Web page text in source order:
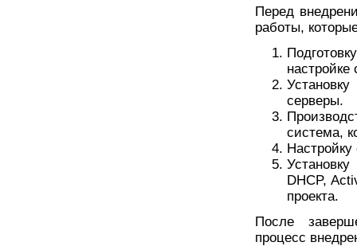
Перед
работы,
серверы.
система,
Настройку
DHCP,
проекта.
После
процесс